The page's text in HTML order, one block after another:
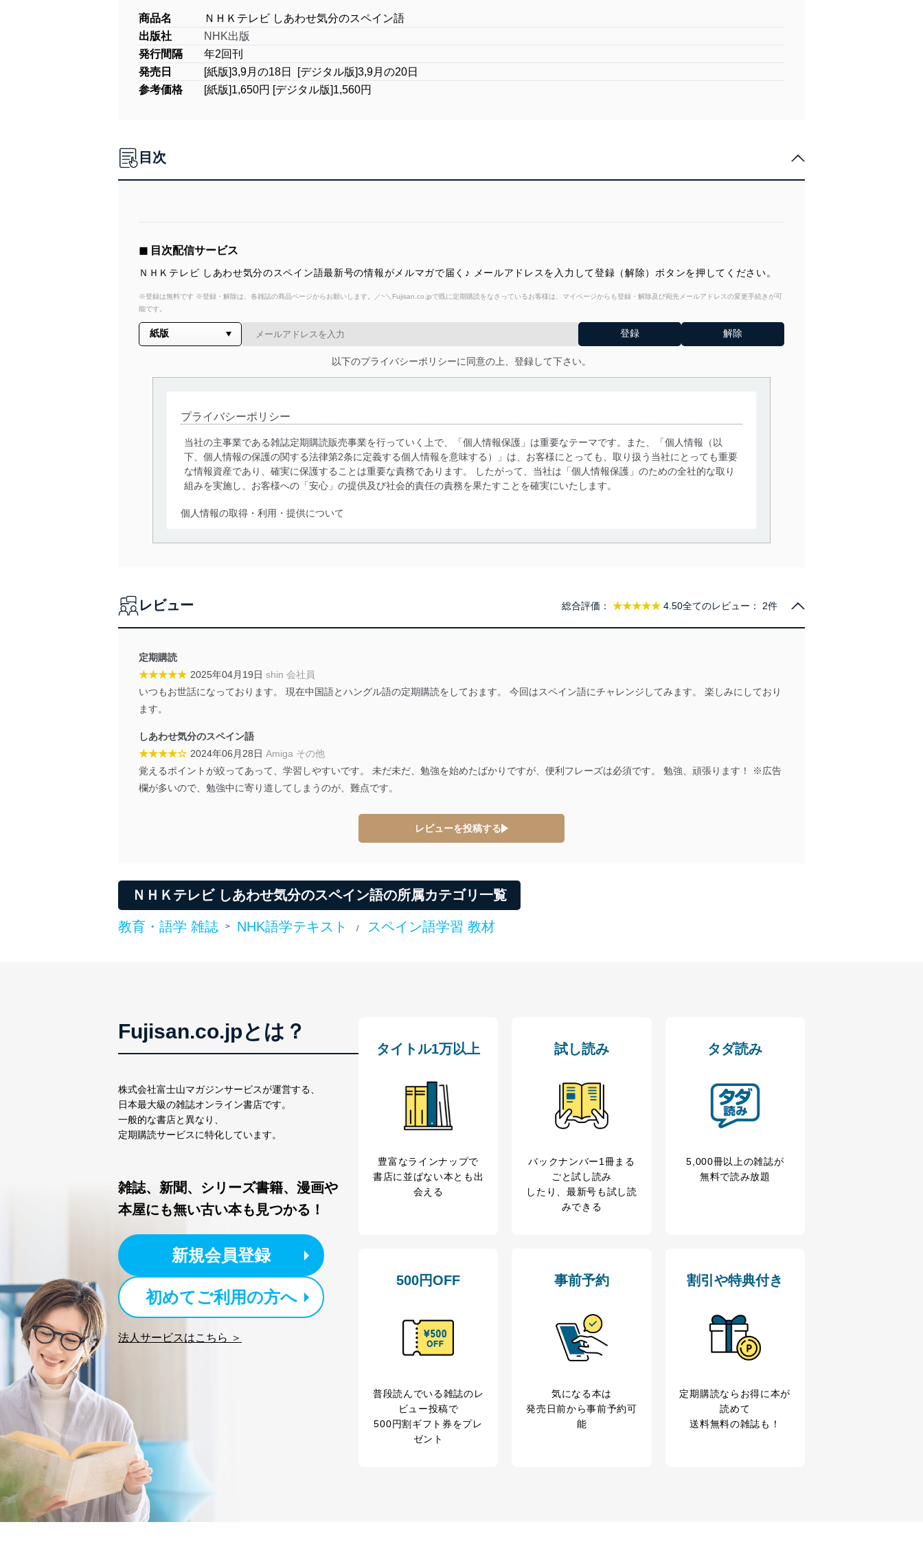
商品名
ＮＨＫテレビ しあわせ気分のスペイン語
出版社
NHK出版
発行間隔
年2回刊
発売日
[紙版]3,9月の18日 [デジタル版]3,9月の20日
参考価格
[紙版]1,650円 [デジタル版]1,560円
目次
◼︎ 目次配信サービス
ＮＨＫテレビ しあわせ気分のスペイン語最新号の情報がメルマガで届く♪ メールアドレスを入力して登録（解除）ボタンを押してください。
※登録は無料です ※登録・解除は、各雑誌の商品ページからお願いします。／~＼Fujisan.co.jpで既に定期購読をなさっているお客様は、マイページからも登録・解除及び宛先メールアドレスの変更手続きが可
能です。
以下のプライバシーポリシーに同意の上、登録して下さい。
プライバシーポリシー
当社の主事業である雑誌定期購読販売事業を行っていく上で、「個人情報保護」は重要なテーマです。また、「個人情報（以
下、個人情報の保護の関する法律第2条に定義する個人情報を意味する）」は、お客様にとっても、取り扱う当社にとっても重要
な情報資産であり、確実に保護することは重要な責務であります。 したがって、当社は「個人情報保護」のための全社的な取り
組みを実施し、お客様への「安心」の提供及び社会的責任の責務を果たすことを確実にいたします。
個人情報の取得・利用・提供について
当社は、個人情報の取得・利用・提供に際して、その利用目的を明確にし、本人の同意を得たうえで利用目的の達成に必要な範
個人情報の安全管理措置
アクセス制御
個人データを取り扱うことのできる機器及び当該機器を取り扱う従業者を明確化し、 個人データへの不要なアクセスを防止
しています。
機器に標準装備されているユーザー制御機能（ユーザーアカウント制御）により、個人情報データベース等を取り扱う情報
システムを使用する従業者を識別・認証しています。
個人データを取り扱う機器等にセキュリティ対策ソフトウェア等を導入し、自動更新 機能等の活用により、これを最新状態
としています。
情報システムの使用に伴う漏洩等の防止
苦情及び相談受付け窓口
株式会社富士山マガジンサービス 個人情報問い合わせ係
TEL：0570-200-223
FAX：03-5459-7073
制定：2005年4月1日
株式会社富士山マガジンサービス
代表取締役会長 西野 伸一郎
当社は以下の個人情報保護管理者を設置し、個人情報保護管理者の責任のもと、個人情報を取得・アクセス・利用・提供・管理
東京都渋谷区南平台町16-11
当社が取り扱う開示対象個人情報の利用目的は次のとおりです。
当社の定期購読サービス等をご利用の方の個
レビュー 総合評価： ★★★★★ 4.50全てのレビュー： 2件
定期購読
★★★★★ 2025年04月19日 shin 会社員
いつもお世話になっております。 現在中国語とハングル語の定期購読をしておます。 今回はスペイン語にチャレンジしてみます。 楽しみにしており
ます。
しあわせ気分のスペイン語
★★★★☆ 2024年06月28日 Amiga その他
覚えるポイントが絞ってあって、学習しやすいです。 未だ未だ、勉強を始めたばかりですが、便利フレーズは必須です。 勉強、頑張ります！ ※広告
欄が多いので、勉強中に寄り道してしまうのが、難点です。
レビューを投稿する
ＮＨＫテレビ しあわせ気分のスペイン語の所属カテゴリ一覧
教育・語学 雑誌 > NHK語学テキスト / スペイン語学習 教材
Fujisan.co.jpとは？
株式会社富士山マガジンサービスが運営する、
日本最大級の雑誌オンライン書店です。
一般的な書店と異なり、
定期購読サービスに特化しています。
雑誌、新聞、シリーズ書籍、漫画や
本屋にも無い古い本も見つかる！
新規会員登録
初めてご利用の方へ
法人サービスはこちら ＞
タイトル1万以上
豊富なラインナップで
書店に並ばない本とも出
会える
試し読み
バックナンバー1冊まる
ごと試し読み
したり、最新号も試し読
みできる
タダ読み
5,000冊以上の雑誌が
無料で読み放題
500円OFF
普段読んでいる雑誌のレ
ビュー投稿で
500円割ギフト券をプレ
ゼント
事前予約
気になる本は
発売日前から事前予約可
能
割引や特典付き
定期購読なら お得に本が
読めて
送料無料の雑誌も！